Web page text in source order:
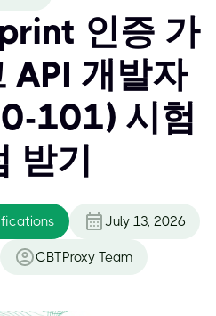
인증 가
API 개발자
101) 시험
받기
July 13, 2026
CBTProxy Team